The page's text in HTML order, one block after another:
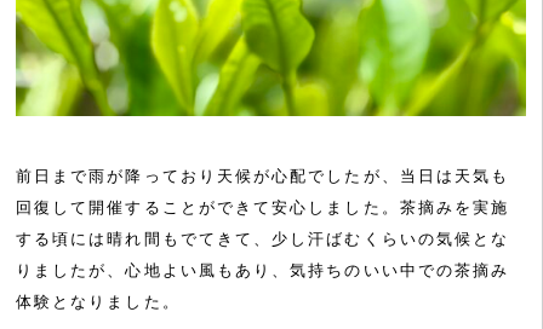
前日まで雨が降っており天候が心配でしたが、当日は天気も
回復して開催することができて安心しました。茶摘みを実施
する頃には晴れ間もでてきて、少し汗ばむくらいの気候とな
りましたが、心地よい風もあり、気持ちのいい中での茶摘み
体験となりました。